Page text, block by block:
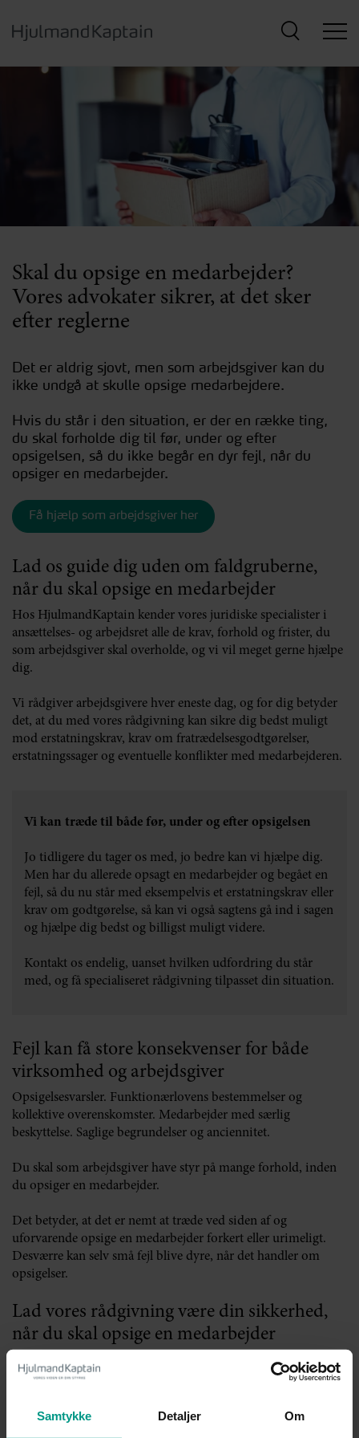
Samtykke Detaljer Om
hovedindhold
Skal du opsige en medarbejder?
Vores advokater sikrer, at det sker
efter reglerne
Det er aldrig sjovt, men som arbejdsgiver kan du
ikke undgå at skulle opsige medarbejdere.
Hvis du står i den situation, er der en række ting,
du skal forholde dig til før, under og efter
opsigelsen, så du ikke begår en dyr fejl, når du
opsiger en medarbejder.
Få hjælp som arbejdsgiver her
Lad os guide dig uden om faldgruberne,
når du skal opsige en medarbejder
Hos HjulmandKaptain kender vores juridiske specialister i
ansættelses- og arbejdsret alle de krav, forhold og frister, du
som arbejdsgiver skal overholde, og vi vil meget gerne hjælpe
dig.
Vi rådgiver arbejdsgivere hver eneste dag, og for dig betyder
det, at du med vores rådgivning kan sikre dig bedst muligt
mod erstatningskrav, krav om fratrædelsesgodtgørelser,
erstatningssager og eventuelle konflikter med medarbejderen.
Vi kan træde til både før, under og efter opsigelsen
Jo tidligere du tager os med, jo bedre kan vi hjælpe dig.
Men har du allerede opsagt en medarbejder og begået en
fejl, så du nu står med eksempelvis et erstatningskrav eller
krav om godtgørelse, så kan vi også sagtens gå ind i sagen
og hjælpe dig bedst og billigst muligt videre.
Kontakt os endelig, uanset hvilken udfordring du står
med, og få specialiseret rådgivning tilpasset din situation.
Fejl kan få store konsekvenser for både
virksomhed og arbejdsgiver
Opsigelsesvarsler. Funktionærlovens bestemmelser og
kollektive overenskomster. Medarbejder med særlig
beskyttelse. Saglige begrundelser og anciennitet.
Du skal som arbejdsgiver have styr på mange forhold, inden
du opsiger en medarbejder.
Det betyder, at det er nemt at træde ved siden af og
uforvarende opsige en medarbejder forkert eller urimeligt.
Desværre kan selv små fejl blive dyre, når det handler om
opsigelser.
Lad vores rådgivning være din sikkerhed,
når du skal opsige en medarbejder
Som specialister i ansættelses- og arbejdsret ved vi, hvad du
som arbejdsgiver skal være opmærksom på, når en
under og efter opsigelsen.